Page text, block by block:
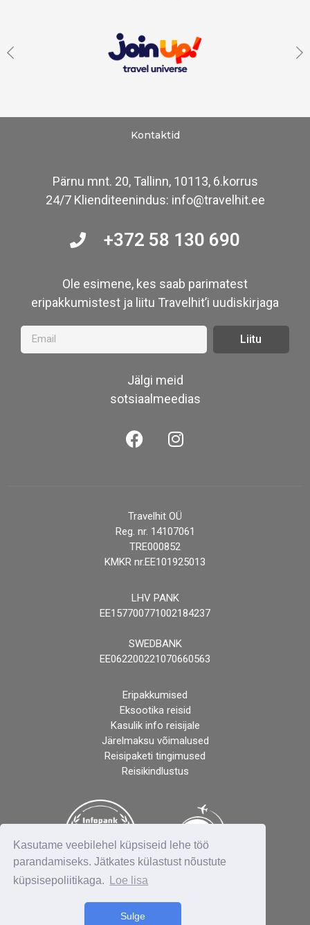
Kasutame veebilehel küpsiseid lehe töö
parandamiseks. Jätkates külastust nõustute
küpsisepoliitikaga.
Loe lisa
Sulge
Kontaktid
Pärnu mnt. 20, Tallinn, 10113, 6.korrus
24/7 Klienditeenindus: info@travelhit.ee
+372 58 130 690
Ole esimene, kes saab parimatest
eripakkumistest ja liitu Travelhit’i uudiskirjaga
Liitu
Jälgi meid
sotsiaalmeedias
Travelhit OÜ
Reg. nr. 14107061
TRE000852
KMKR nr.EE101925013
LHV PANK
EE157700771002184237
SWEDBANK
EE062200221070660563
Eripakkumised
Eksootika reisid
Kasulik info reisijale
Järelmaksu võimalused
Reisipaketi tingimused
Reisikindlustus